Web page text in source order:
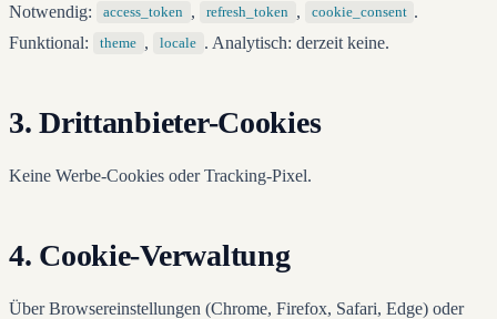
Notwendig: access_token , refresh_token , cookie_consent .
Funktional:
theme , locale . Analytisch: derzeit keine.
3. Drittanbieter-Cookies
Keine Werbe-Cookies oder Tracking-Pixel.
4. Cookie-Verwaltung
Über Browsereinstellungen (Chrome, Firefox, Safari, Edge) oder